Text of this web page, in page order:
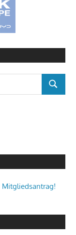
SUCHEN
Mitgliedsantrag!